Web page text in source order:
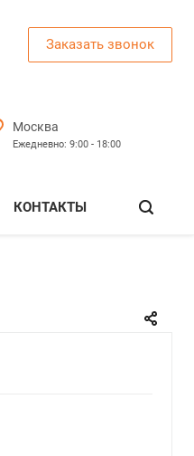
Заказать звонок
Москва
Ежедневно: 9:00 - 18:00
КОНТАКТЫ